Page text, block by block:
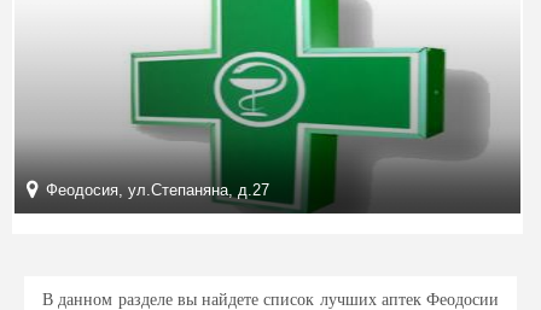
Феодосия, ул.Степаняна, д.27
В данном разделе вы найдете список лучших аптек Феодосии